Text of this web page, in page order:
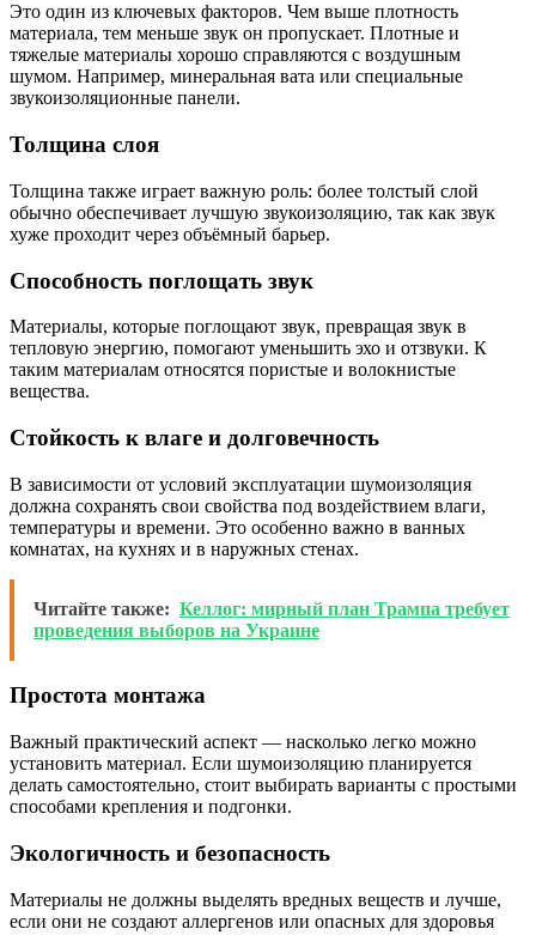
Это один из ключевых факторов. Чем выше плотность
материала, тем меньше звук он пропускает. Плотные и
тяжелые материалы хорошо справляются с воздушным
шумом. Например, минеральная вата или специальные
звукоизоляционные панели.
Толщина слоя
Толщина также играет важную роль: более толстый слой
обычно обеспечивает лучшую звукоизоляцию, так как звук
хуже проходит через объёмный барьер.
Способность поглощать звук
Материалы, которые поглощают звук, превращая звук в
тепловую энергию, помогают уменьшить эхо и отзвуки. К
таким материалам относятся пористые и волокнистые
вещества.
Стойкость к влаге и долговечность
В зависимости от условий эксплуатации шумоизоляция
должна сохранять свои свойства под воздействием влаги,
температуры и времени. Это особенно важно в ванных
комнатах, на кухнях и в наружных стенах.
Читайте также: Келлог: мирный план Трампа требует
проведения выборов на Украине
Простота монтажа
Важный практический аспект — насколько легко можно
установить материал. Если шумоизоляцию планируется
делать самостоятельно, стоит выбирать варианты с простыми
способами крепления и подгонки.
Экологичность и безопасность
Материалы не должны выделять вредных веществ и лучше,
если они не создают аллергенов или опасных для здоровья